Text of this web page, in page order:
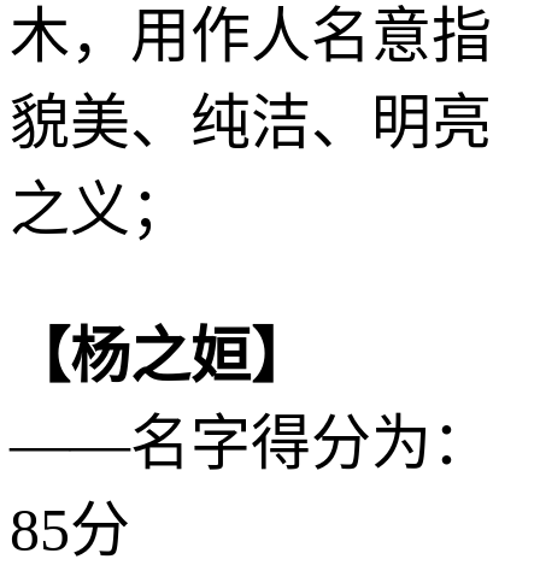
木，用作人名意指
貌美、纯洁、明亮
之义；
【杨之姮】
——名字得分为：
85分